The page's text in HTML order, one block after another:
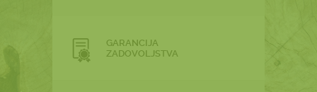
GARANCIJA
ZADOVOLJSTVA